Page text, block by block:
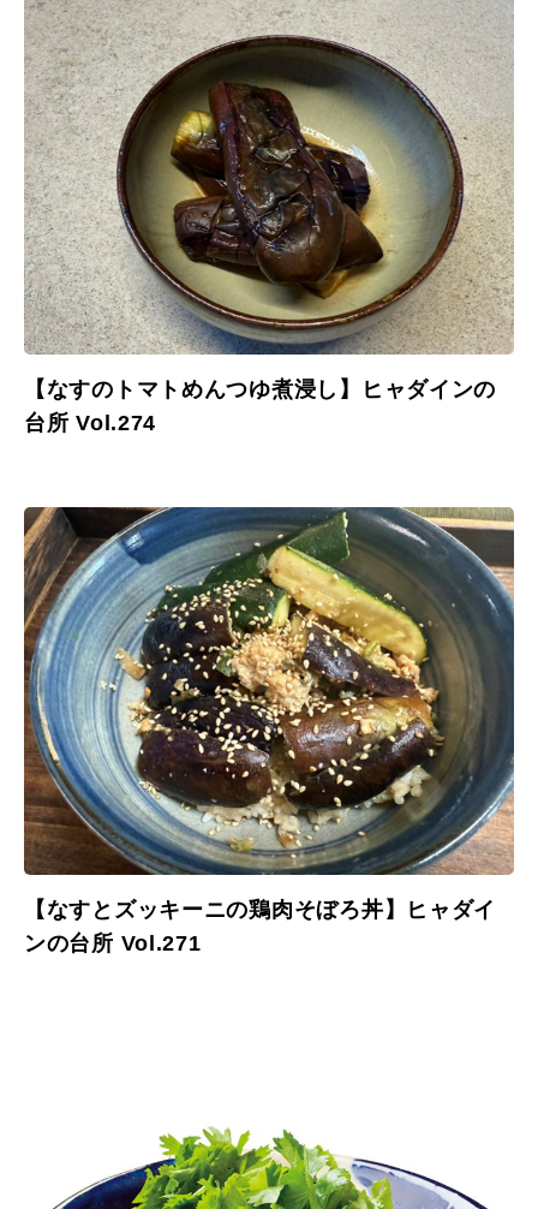
【なすのトマトめんつゆ煮浸し】ヒャダインの
台所 Vol.274
【なすとズッキーニの鶏肉そぼろ丼】ヒャダイ
ンの台所 Vol.271